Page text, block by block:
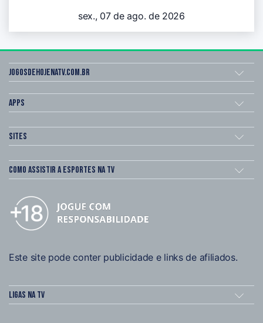
sex., 07 de ago. de 2026
Jogosdehojenatv.com.br
Apps
Sites
Como assistir a esportes na TV
Este site pode conter publicidade e links de afiliados.
Ligas na TV